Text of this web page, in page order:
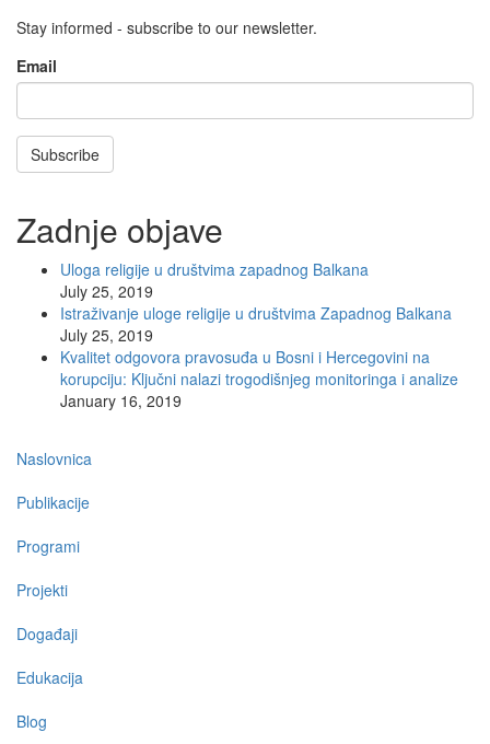
Stay informed - subscribe to our newsletter.
Email
Subscribe
Zadnje objave
Uloga religije u društvima zapadnog Balkana
July 25, 2019
Istraživanje uloge religije u društvima Zapadnog Balkana
July 25, 2019
Kvalitet odgovora pravosuđa u Bosni i Hercegovini na
korupciju: Ključni nalazi trogodišnjeg monitoringa i analize
January 16, 2019
Main
navigation
Naslovnica
Publikacije
Programi
Projekti
Događaji
Edukacija
Blog